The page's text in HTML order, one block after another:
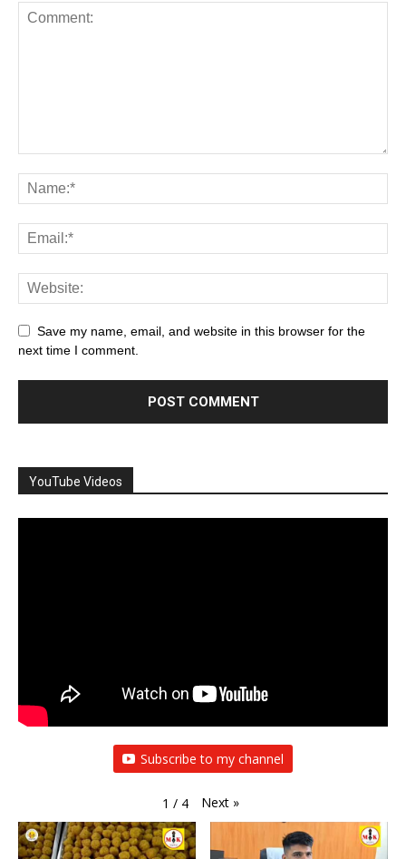
Save my name, email, and website in this browser for the
next time I comment.
YouTube Videos
Subscribe to my channel
1 / 4 Next »